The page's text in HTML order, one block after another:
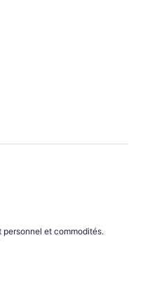
et commodités.